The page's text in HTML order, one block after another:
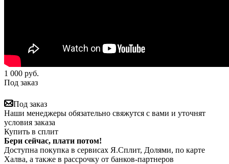
1 000 руб.
Под заказ
Под заказ
Наши менеджеры обязательно свяжутся с вами и уточнят
условия заказа
Купить в сплит
Бери сейчас, плати потом!
Доступна покупка в сервисах Я.Сплит, Долями, по карте
Халва, а также в рассрочку от банков-партнеров